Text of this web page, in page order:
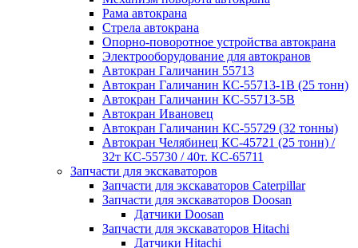
Рама автокрана
Стрела автокрана
Опорно-поворотное устройства автокрана
Электрооборудование для автокранов
Автокран Галичанин 55713
Автокран Галичанин КС-55713-1В (25 тонн)
Автокран Галичанин КС-55713-5В
Автокран Ивановец
Автокран Галичанин КС-55729 (32 тонны)
Автокран Челябинец КС-45721 (25 тонн) /
32т КС-55730 / 40т. КС-65711
Запчасти для экскаваторов
Запчасти для экскаваторов Caterpillar
Запчасти для экскаваторов Doosan
Датчики Doosan
Запчасти для экскаваторов Hitachi
Датчики Hitachi